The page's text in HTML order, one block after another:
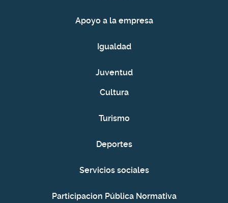
Apoyo a la empresa
Igualdad
Juventud
Cultura
Turismo
Deportes
Servicios sociales
Participacion Pública Normativa